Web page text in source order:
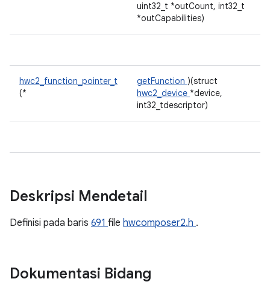
uint32_t *outCount, int32_t
*outCapabilities)
hwc2_function_pointer_t
(*
getFunction )(struct
hwc2_device *device,
int32_tdescriptor)
Deskripsi Mendetail
Definisi pada baris 691 file hwcomposer2.h .
Dokumentasi Bidang